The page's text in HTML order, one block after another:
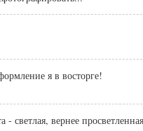
я в восторге!
- светлая, вернее